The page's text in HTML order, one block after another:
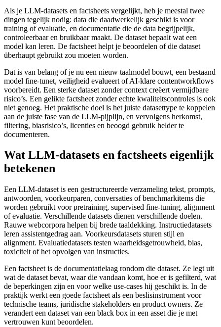
Als je LLM-datasets en factsheets vergelijkt, heb je meestal twee
dingen tegelijk nodig: data die daadwerkelijk geschikt is voor
training of evaluatie, en documentatie die de data begrijpelijk,
controleerbaar en bruikbaar maakt. De dataset bepaalt wat een
model kan leren. De factsheet helpt je beoordelen of die dataset
überhaupt gebruikt zou moeten worden.
Dat is van belang of je nu een nieuw taalmodel bouwt, een bestaand
model fine-tunet, veiligheid evalueert of AI-klare contentworkflows
voorbereidt. Een sterke dataset zonder context creëert vermijdbare
risico’s. Een gelikte factsheet zonder echte kwaliteitscontroles is ook
niet genoeg. Het praktische doel is het juiste datasettype te koppelen
aan de juiste fase van de LLM-pijplijn, en vervolgens herkomst,
filtering, biasrisico’s, licenties en beoogd gebruik helder te
documenteren.
Wat LLM-datasets en factsheets eigenlijk
betekenen
Een LLM-dataset is een gestructureerde verzameling tekst, prompts,
antwoorden, voorkeurparen, conversaties of benchmarkitems die
worden gebruikt voor pretraining, supervised fine-tuning, alignment
of evaluatie. Verschillende datasets dienen verschillende doelen.
Rauwe webcorpora helpen bij brede taaldekking. Instructiedatasets
leren assistentgedrag aan. Voorkeursdatasets sturen stijl en
alignment. Evaluatiedatasets testen waarheidsgetrouwheid, bias,
toxiciteit of het opvolgen van instructies.
Een factsheet is de documentatielaag rondom die dataset. Ze legt uit
wat de dataset bevat, waar die vandaan komt, hoe er is gefilterd, wat
de beperkingen zijn en voor welke use-cases hij geschikt is. In de
praktijk werkt een goede factsheet als een beslisinstrument voor
technische teams, juridische stakeholders en product owners. Ze
verandert een dataset van een black box in een asset die je met
vertrouwen kunt beoordelen.